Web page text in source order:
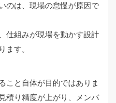
のは、現場の怠慢が原因で
仕組みが現場を動かす設計
ます。
こと自体が目的ではありま
積り精度が上がり、メンバ